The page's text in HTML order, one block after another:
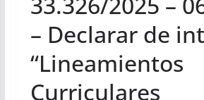
– Declarar de
“Lineamientos
Curriculares